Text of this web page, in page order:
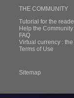
THE COMMUNITY
Tutorial for the
Help the
FAQ
Virtual currency :
Terms of Use
Sitemap